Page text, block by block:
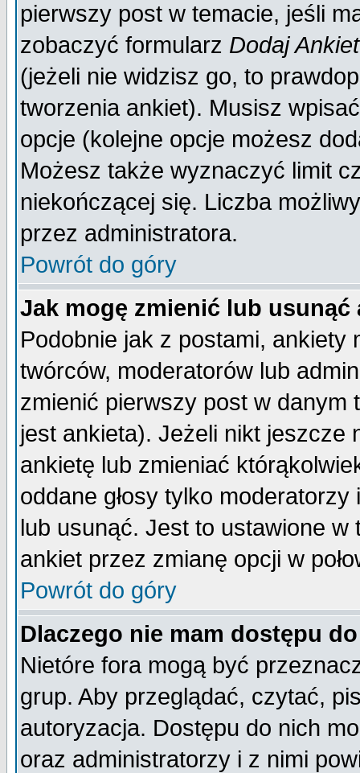
pierwszy post w temacie, jeśli
zobaczyć formularz Dodaj
(jeżeli nie widzisz go, to
tworzenia ankiet). Musisz
opcje (kolejne opcje możesz
Możesz także wyznaczyć limit
niekończącej się. Liczba
przez administratora.
Powrót do góry
Jak mogę zmienić lub usunąć
Podobnie jak z postami,
twórców, moderatorów lub
zmienić pierwszy post w
jest ankieta). Jeżeli nikt jeszcze
ankietę lub zmieniać
oddane głosy tylko
lub usunąć. Jest to ustawione w
ankiet przez zmianę opcji w
Powrót do góry
Dlaczego nie mam dostępu
Nietóre fora mogą być
grup. Aby przeglądać, czytać,
autoryzacja. Dostępu do nich
oraz administratorzy i z nimi